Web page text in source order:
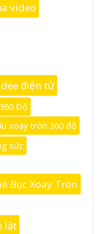
video
điện tử
Độ
xoay tròn 360 độ
sức
Bục Xoay Tròn
lật